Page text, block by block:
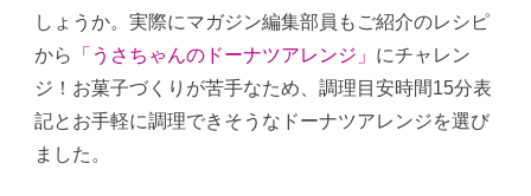
しょうか。実際にマガジン編集部員もご紹介のレシピ
から 「うさちゃんのドーナツアレンジ」 にチャレン
ジ！お菓子づくりが苦手なため、調理目安時間15分表
記とお手軽に調理できそうなドーナツアレンジを選び
ました。